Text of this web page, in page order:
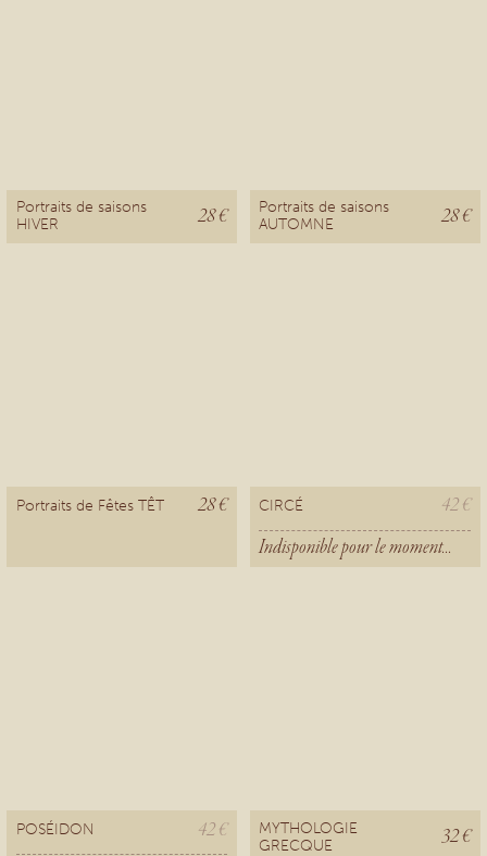
Portraits de saisons
HIVER
28 €
Portraits de saisons
AUTOMNE
28 €
Portraits de Fêtes TÊT 28 € CIRCÉ
42 €
Indisponible pour le moment...
POSÉIDON
42 €
MYTHOLOGIE
GRECQUE
32 €